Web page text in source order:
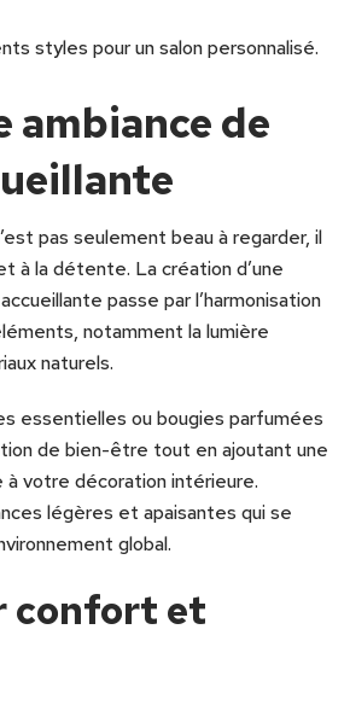
styles pour un salon personnalisé.
ambiance de
pas seulement beau à regarder, il
à la détente. La création d’une
accueillante passe par l’harmonisation
notamment la lumière
naturels.
essentielles ou bougies parfumées
de bien-être tout en ajoutant une
à votre décoration intérieure.
légères et apaisantes qui se
global.
confort et